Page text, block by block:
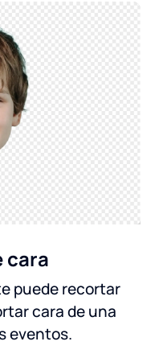
cara
puede recortar
cara de una
eventos.